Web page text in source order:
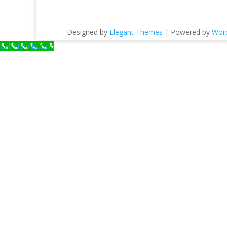
Designed by Elegant Themes | Powered by
Call Now Button